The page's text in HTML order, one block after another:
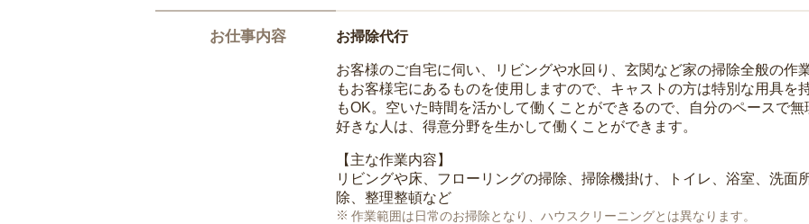
お仕事内容 お掃除代行
お客様のご自宅に伺い、リビングや水回り、玄関など家の掃除全般の作
もお客様宅にあるものを使用しますので、キャストの方は特別な用具を
もOK。空いた時間を活かして働くことができるので、自分のペースで
好きな人は、得意分野を生かして働くことができます。
【主な作業内容】
リビングや床、フローリングの掃除、掃除機掛け、トイレ、浴室、洗面
除、整理整頓など
作業範囲は日常のお掃除となり、ハウスクリーニングとは異なります。